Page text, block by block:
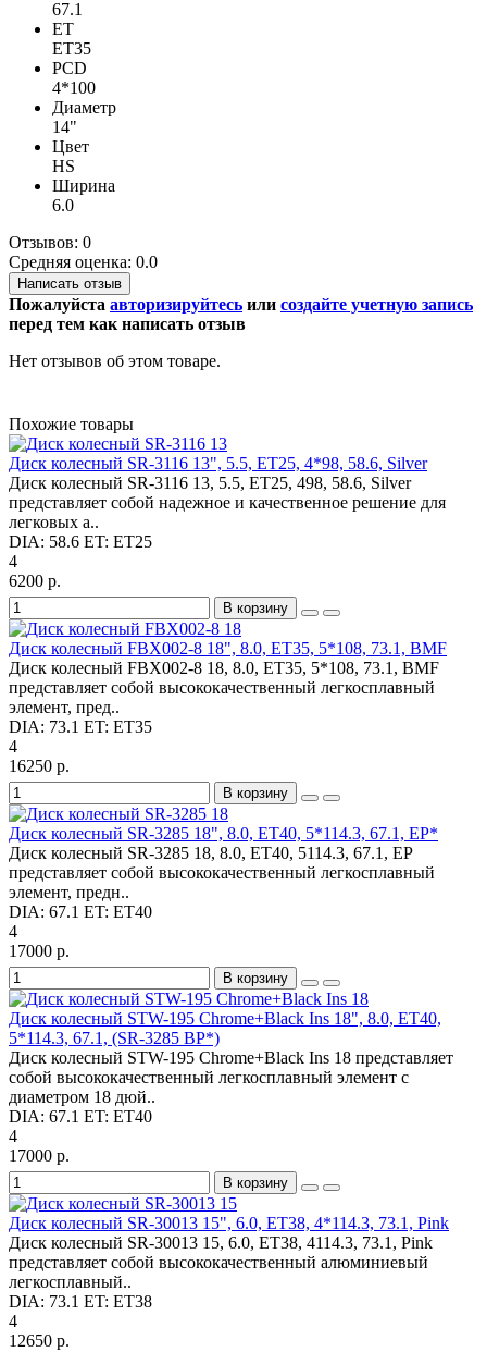
67.1
ET
ET35
PCD
4*100
Диаметр
14"
Цвет
HS
Ширина
6.0
Отзывов: 0
Средняя оценка: 0.0
Написать отзыв
Пожалуйста авторизируйтесь или создайте учетную запись
перед тем как написать отзыв
Нет отзывов об этом товаре.
Похожие товары
Диск колесный SR-3116 13", 5.5, ET25, 4*98, 58.6, Silver
Диск колесный SR-3116 13, 5.5, ET25, 498, 58.6, Silver
представляет собой надежное и качественное решение для
легковых а..
DIA: 58.6 ET: ET25
4
6200 р.
В корзину
Диск колесный FBX002-8 18", 8.0, ET35, 5*108, 73.1, BMF
Диск колесный FBX002-8 18, 8.0, ET35, 5*108, 73.1, BMF
представляет собой высококачественный легкосплавный
элемент, пред..
DIA: 73.1 ET: ET35
4
16250 р.
В корзину
Диск колесный SR-3285 18", 8.0, ET40, 5*114.3, 67.1, EP*
Диск колесный SR-3285 18, 8.0, ET40, 5114.3, 67.1, EP
представляет собой высококачественный легкосплавный
элемент, предн..
DIA: 67.1 ET: ET40
4
17000 р.
В корзину
Диск колесный STW-195 Chrome+Black Ins 18", 8.0, ET40,
5*114.3, 67.1, (SR-3285 BP*)
Диск колесный STW-195 Chrome+Black Ins 18 представляет
собой высококачественный легкосплавный элемент с
диаметром 18 дюй..
DIA: 67.1 ET: ET40
4
17000 р.
В корзину
Диск колесный SR-30013 15", 6.0, ET38, 4*114.3, 73.1, Pink
Диск колесный SR-30013 15, 6.0, ET38, 4114.3, 73.1, Pink
представляет собой высококачественный алюминиевый
легкосплавный..
DIA: 73.1 ET: ET38
4
12650 р.